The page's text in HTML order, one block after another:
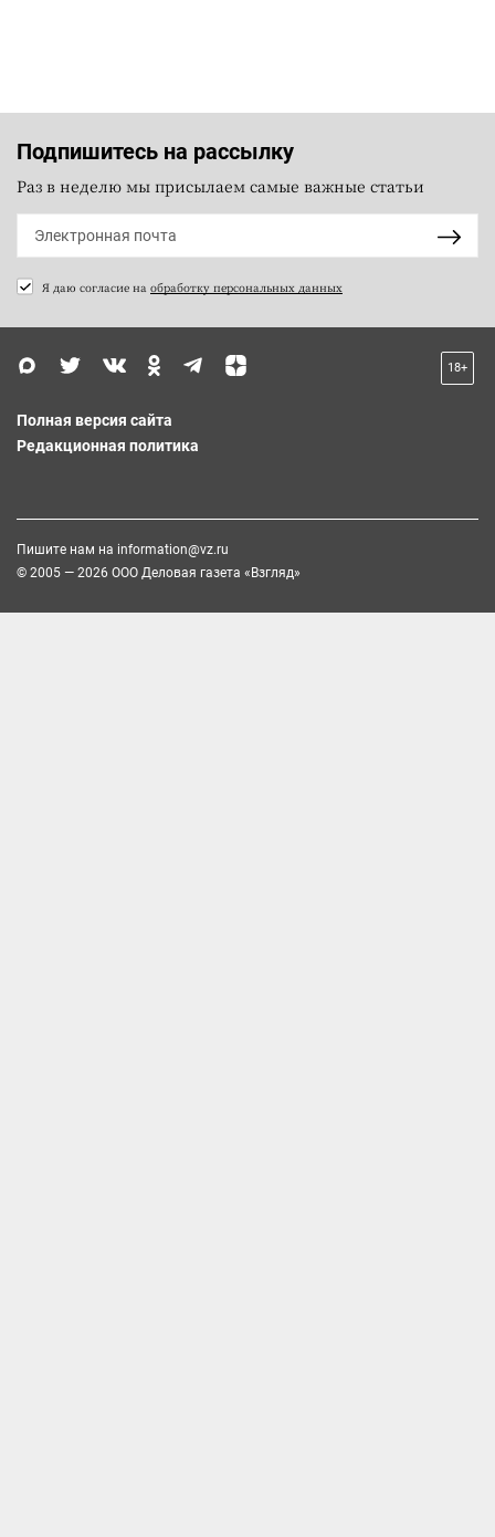
Подпишитесь на рассылку
Раз в неделю мы присылаем самые важные статьи
Я даю согласие на обработку персональных данных
18+
Полная версия сайта
Редакционная политика
Пишите нам на information@vz.ru
© 2005 — 2026 ООО Деловая газета «Взгляд»